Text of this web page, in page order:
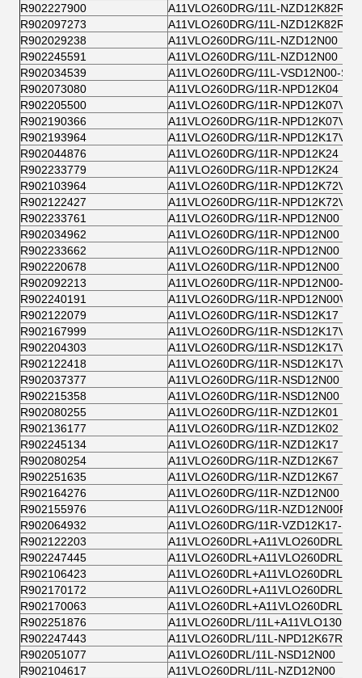
R902227900
A11VLO260DRG/11L-NZD12K82R
R902097273
A11VLO260DRG/11L-NZD12K82R-S
R902029238
A11VLO260DRG/11L-NZD12N00
R902245591
A11VLO260DRG/11L-NZD12N00
R902034539
A11VLO260DRG/11L-VSD12N00-S
R902073080
A11VLO260DRG/11R-NPD12K04
R902205500
A11VLO260DRG/11R-NPD12K07V
R902190366
A11VLO260DRG/11R-NPD12K07V-S
R902193964
A11VLO260DRG/11R-NPD12K17V
R902044876
A11VLO260DRG/11R-NPD12K24
R902233779
A11VLO260DRG/11R-NPD12K24
R902103964
A11VLO260DRG/11R-NPD12K72V
R902122427
A11VLO260DRG/11R-NPD12K72V-S
R902233761
A11VLO260DRG/11R-NPD12N00
R902034962
A11VLO260DRG/11R-NPD12N00
R902233662
A11VLO260DRG/11R-NPD12N00
R902220678
A11VLO260DRG/11R-NPD12N00
R902092213
A11VLO260DRG/11R-NPD12N00-E
R902240191
A11VLO260DRG/11R-NPD12N00V
R902122079
A11VLO260DRG/11R-NSD12K17
R902167999
A11VLO260DRG/11R-NSD12K17V
R902204303
A11VLO260DRG/11R-NSD12K17V
R902122418
A11VLO260DRG/11R-NSD12K17V-S
R902037377
A11VLO260DRG/11R-NSD12N00
R902215358
A11VLO260DRG/11R-NSD12N00
R902080255
A11VLO260DRG/11R-NZD12K01
R902136177
A11VLO260DRG/11R-NZD12K02
R902245134
A11VLO260DRG/11R-NZD12K17
R902080254
A11VLO260DRG/11R-NZD12K67
R902251635
A11VLO260DRG/11R-NZD12K67
R902164276
A11VLO260DRG/11R-NZD12N00
R902155976
A11VLO260DRG/11R-NZD12N00R
R902064932
A11VLO260DRG/11R-VZD12K17-S
R902122203
A11VLO260DRL+A11VLO260DRL
R902247445
A11VLO260DRL+A11VLO260DRL
R902106423
A11VLO260DRL+A11VLO260DRL
R902170172
A11VLO260DRL+A11VLO260DRL
R902170063
A11VLO260DRL+A11VLO260DRL-K
R902251876
A11VLO260DRL/
R902247443
A11VLO260DRL/11L-NPD12K67R
R902051077
A11VLO260DRL/11L-NSD12N00
R902104617
A11VLO260DRL/11L-NZD12N00